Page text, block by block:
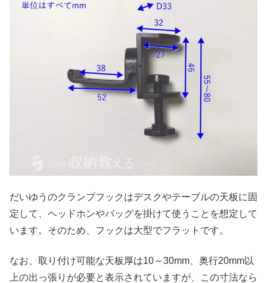
だいゆうのクランプフックはデスクやテーブルの天板に固
定して、ヘッドホンやバッグを掛けて使うことを想定して
います。そのため、フックは大型でフラットです。
なお、取り付け可能な天板厚は10～30mm、奥行20mm以
上の出っ張りが必要と表示されていますが、この寸法なら